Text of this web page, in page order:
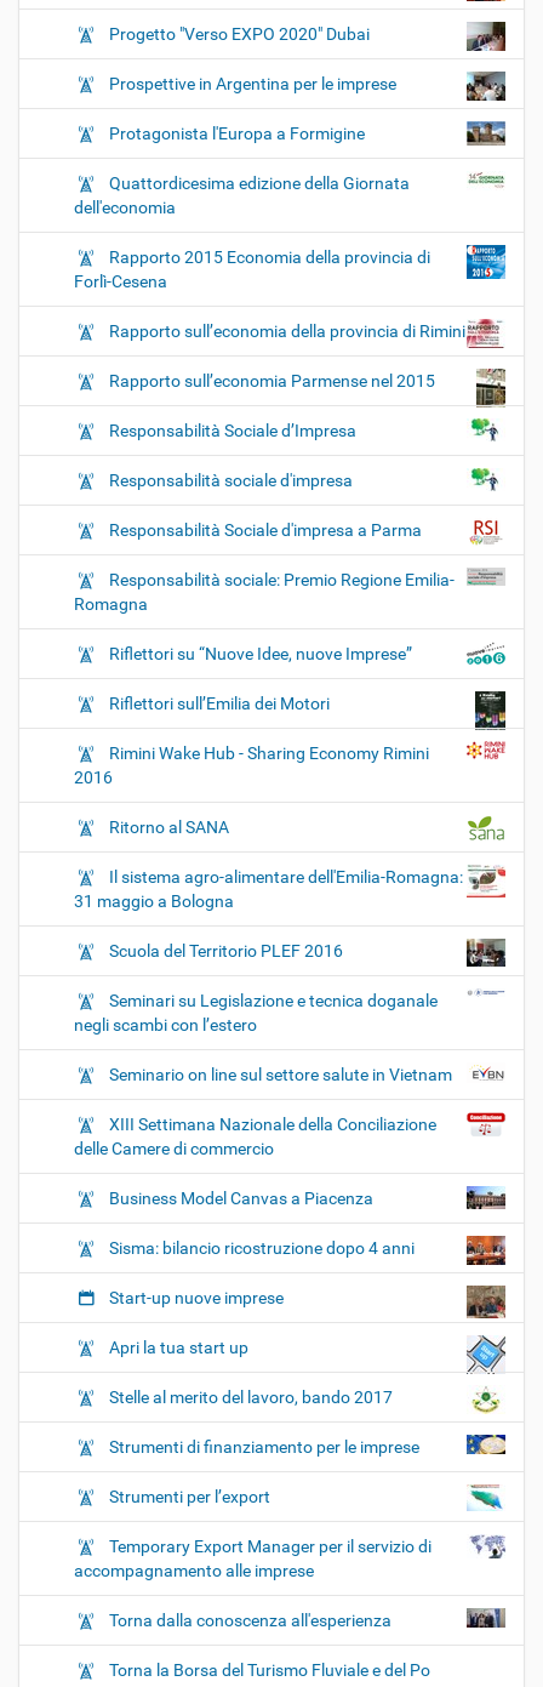
Progetto "Verso EXPO 2020" Dubai
Prospettive in Argentina per le imprese
Protagonista l'Europa a Formigine
Quattordicesima edizione della Giornata
dell'economia
Rapporto 2015 Economia della provincia di
Forlì-Cesena
Rapporto sull’economia della provincia di Rimini
Rapporto sull’economia Parmense nel 2015
Responsabilità Sociale d’Impresa
Responsabilità sociale d'impresa
Responsabilità Sociale d'impresa a Parma
Responsabilità sociale: Premio Regione Emilia-
Romagna
Riflettori su “Nuove Idee, nuove Imprese”
Riflettori sull’Emilia dei Motori
Rimini Wake Hub - Sharing Economy Rimini
2016
Ritorno al SANA
Il sistema agro-alimentare dell'Emilia-Romagna:
31 maggio a Bologna
Scuola del Territorio PLEF 2016
Seminari su Legislazione e tecnica doganale
negli scambi con l’estero
Seminario on line sul settore salute in Vietnam
XIII Settimana Nazionale della Conciliazione
delle Camere di commercio
Business Model Canvas a Piacenza
Sisma: bilancio ricostruzione dopo 4 anni
Start-up nuove imprese
Apri la tua start up
Stelle al merito del lavoro, bando 2017
Strumenti di finanziamento per le imprese
Strumenti per l’export
Temporary Export Manager per il servizio di
accompagnamento alle imprese
Torna dalla conoscenza all'esperienza
Torna la Borsa del Turismo Fluviale e del Po